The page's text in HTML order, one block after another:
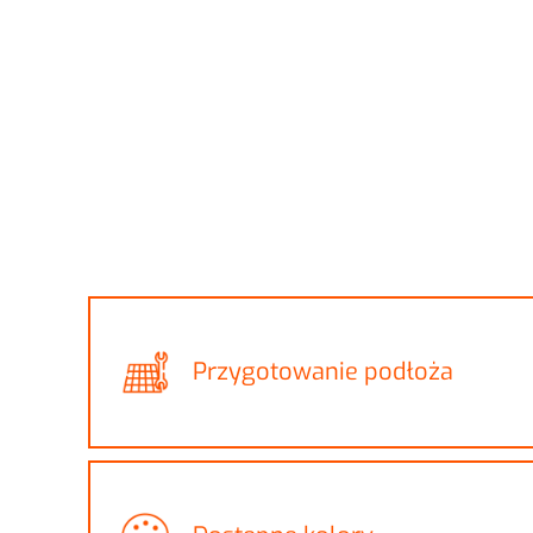
Przygotowanie podłoża